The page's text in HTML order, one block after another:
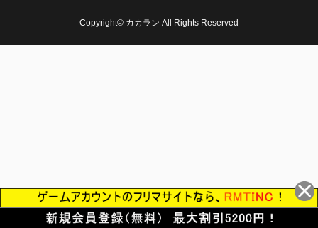
Copyright© カカラン All Rights Reserved